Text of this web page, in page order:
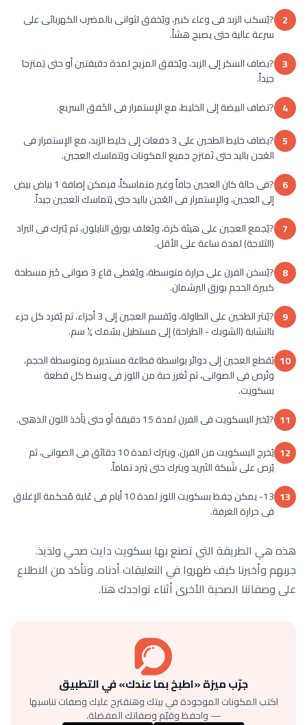
2 ?يُسكب الزبد فى وعاء كبير، ويُخفق لثوانى بالمضرب الكهربائى على
سرعة عالية حتى يصبح هشاً.
3 ?يضاف السكر إلى الزبد، ويُخفق المزيج لمدة دقيقتين أو حتى يَمتزجا
جيداً.
4 ?تضاف البيضة إلى الخليط، مع الإستمرار فى الخَفق السريع.
5
?يضاف خليط الطحين على 3 دفعات إلى خليط الزبد، مع الإستمرار فى
العَجن باليد حتى تَمتزج جميع المكونات ويَتماسك العجين.
6
?فى حالة كان العجين جافاً وغير متماسكاً، فيمكن إضافة 1 بياض بيض
إلى العجين، والإستمرار فى العَجن باليد حتى يَتماسك العجين جيداً.
7 ?يُجمع العجين على هيئة كرة، ويُغلف بورق النايلون، ثم يُترك فى البراد
(الثلاجة) لمدة ساعة على الأقل.
8
?يُسخن الفرن على حرارة متوسطة، ويُغطى قاع 3 صوانى خَبز مسطحة
كبيرة الحجم بورق البرشمان.
9
?يُنثر الطحين على الطاولة، ويُقسم العجين إلى 3 أجزاء، ثم يُفرد كل جزء
بالنشابة (الشوبك - الطراحة) إلى مستطيل بسُمك ¼ سم.
10 يُقطع العجين إلى دوائر بواسطة قطاعة مستديرة ومتوسطة الحجم،
وتُرص فى الصوانى، ثم تُغرز حبة من اللوز فى وسط كل قطعة
بسكويت.
11 ?يُخبز البسكويت فى الفرن لمدة 15 دقيقة أو حتى يَأخذ اللون الذهبى.
12
يُخرج البسكويت من الفرن، ويترك لمدة 10 دقائق فى الصوانى، ثم
يُرص على شَبكة التَبريد ويترك حتى يَبرد تماماً.
13
13- يمكن حِفظ بسكويت اللوز لمدة 10 أيام فى عُلبة مُحكمة الإغلاق
فى حرارة الغرفة.
هذه هي الطريقة التي تصنع بها بسكويت دايت صحي ولذيذ.
جربهم وأخبرنا كيف ظهروا في التعليقات أدناه. وتأكد من الاطلاع
على وصفاتنا الصحية الأخرى أثناء تواجدك هنا.
جرّب ميزة «اطبخ بما عندك» في التطبيق
اكتب المكونات الموجودة في بيتك وهنقترح عليك وصفات تناسبها
— واحفظ وقيّم وصفاتك المفضلة.